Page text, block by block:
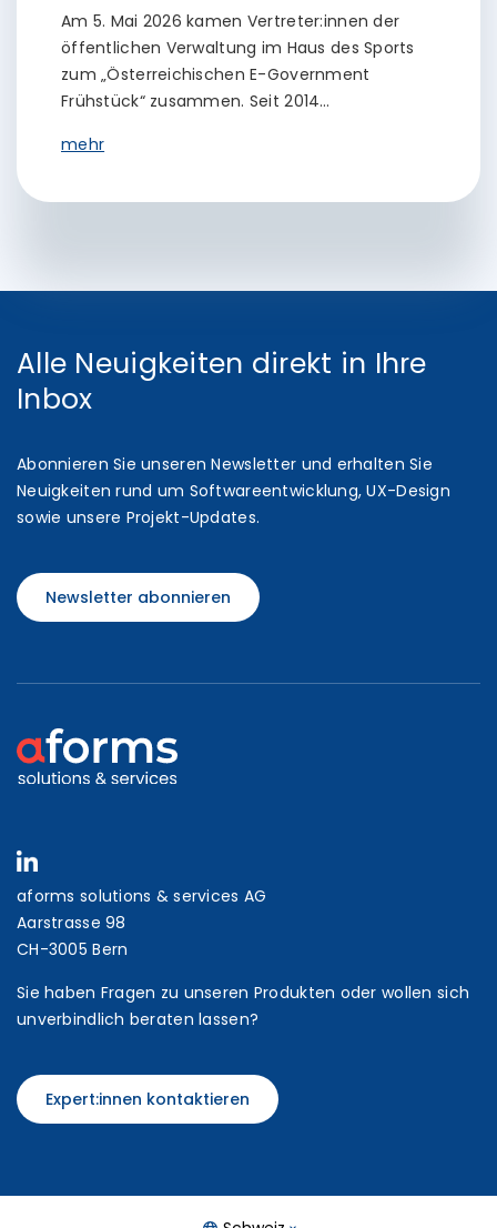
Am 5. Mai 2026 kamen Vertreter:innen der
öffentlichen Verwaltung im Haus des Sports
zum „Österreichischen E-Government
Frühstück“ zusammen. Seit 2014…
mehr
Alle Neuigkeiten direkt in Ihre
Inbox
Abonnieren Sie unseren Newsletter und erhalten Sie
Neuigkeiten rund um Softwareentwicklung, UX-Design
sowie unsere Projekt-Updates.
Newsletter abonnieren
aforms solutions & services AG
Aarstrasse 98
CH-3005 Bern
Sie haben Fragen zu unseren Produkten oder wollen sich
unverbindlich beraten lassen?
Expert:innen kontaktieren